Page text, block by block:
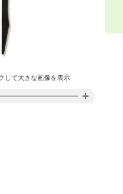
して大きな画像を表示